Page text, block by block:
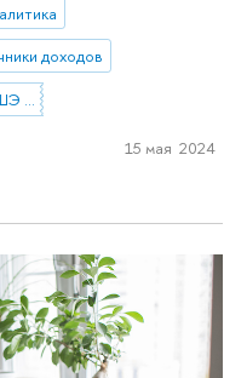
доходов
Исследовательский проект НИУ ВШЭ «Экономическое поведение домашних хозяйств»
15 мая 2024